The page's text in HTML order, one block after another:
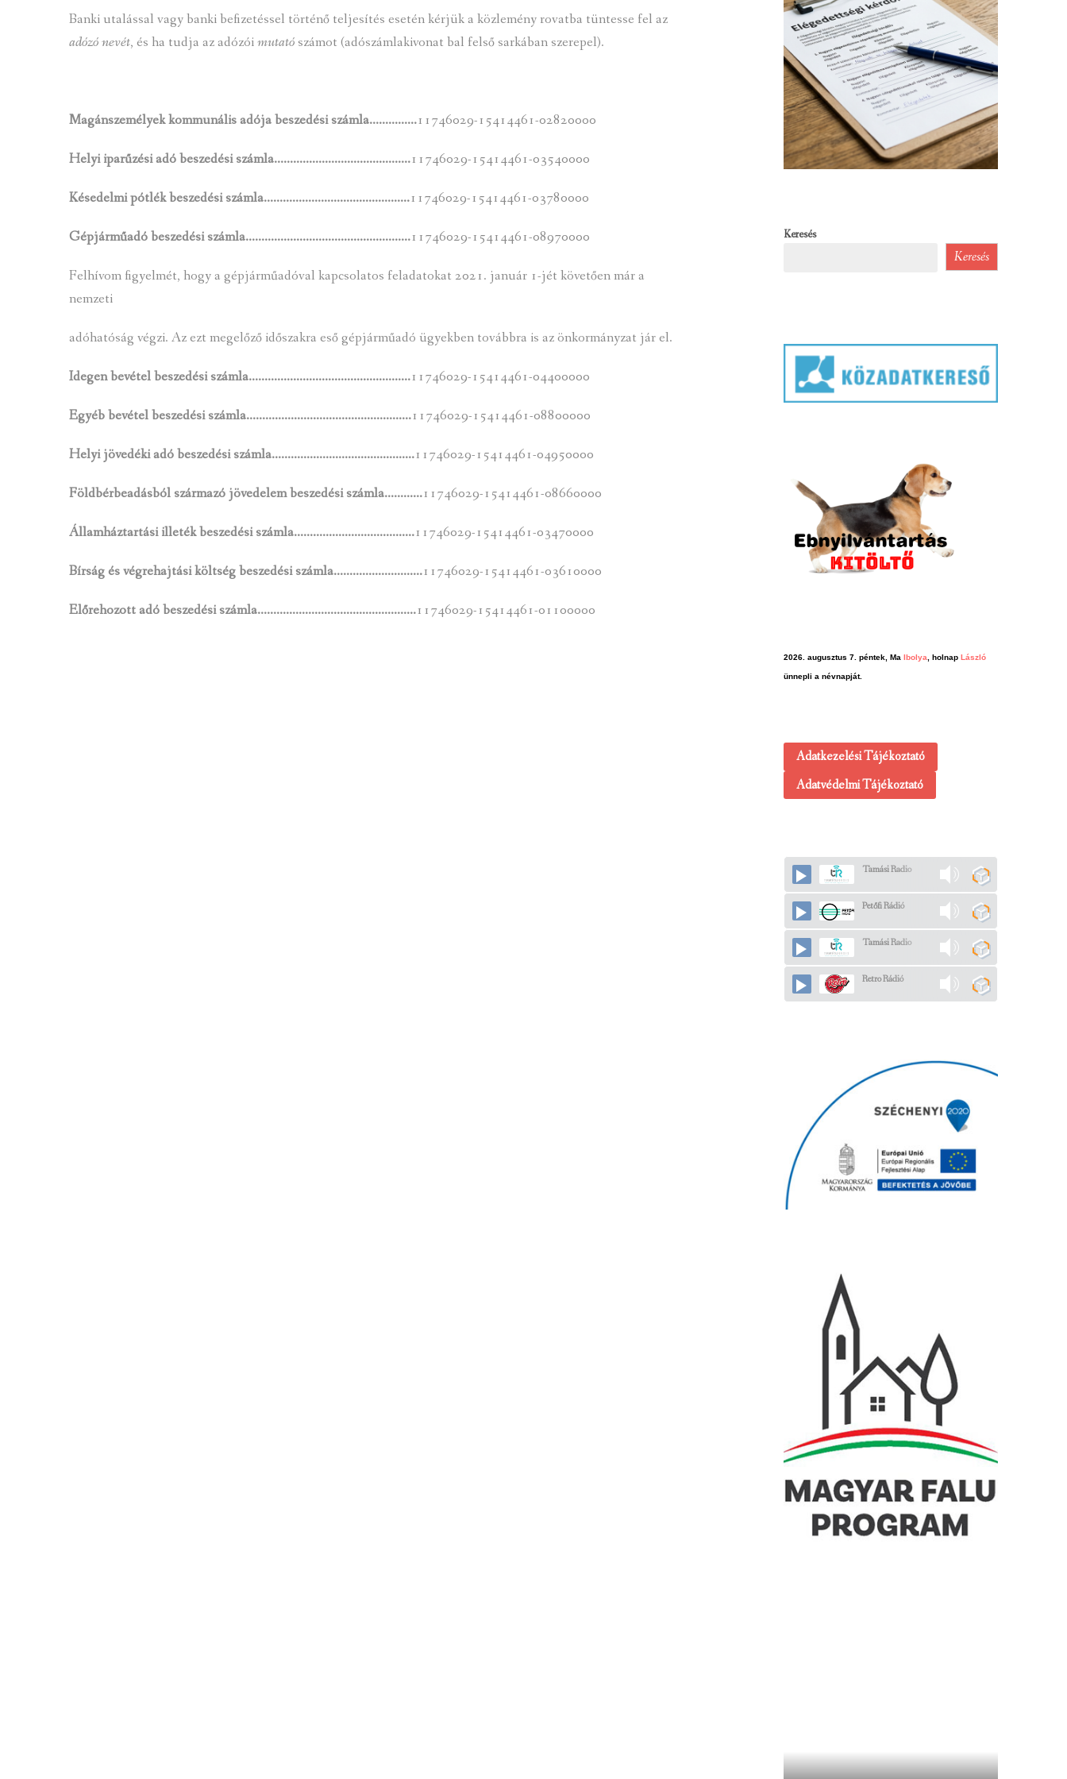
Banki utalással vagy banki befizetéssel történő teljesítés esetén kérjük a közlemény rovatba tüntesse fel az
adózó nevét, és ha tudja az adózóimutató számot (adószámlakivonat bal felső sarkában szerepel).
Magánszemélyek kommunális adója beszedési számla……………11746029-15414461-02820000
Helyi iparűzési adó beszedési számla…………………………………….11746029-15414461-03540000
Késedelmi pótlék beszedési számla……………………………………….11746029-15414461-03780000
Gépjárműadó beszedési számla…………………………………………….11746029-15414461-08970000
Felhívom figyelmét, hogy a gépjárműadóval kapcsolatos feladatokat 2021. január 1-jét követően már a
nemzeti
adóhatóság végzi. Az ezt megelőző időszakra eső gépjárműadó ügyekben továbbra is az önkormányzat jár el.
Idegen bevétel beszedési számla……………………………………………11746029-15414461-04400000
Egyéb bevétel beszedési számla…………………………………………….11746029-15414461-08800000
Helyi jövedéki adó beszedési számla………………………………………11746029-15414461-04950000
Földbérbeadásból származó jövedelem beszedési számla…………11746029-15414461-08660000
Államháztartási illeték beszedési számla………………………………..11746029-15414461-03470000
Bírság és végrehajtási költség beszedési számla……………………….11746029-15414461-03610000
Előrehozott adó beszedési számla…………………………………………..11746029-15414461-01100000
Keresés
Keresés
2026. augusztus 7. péntek, Ma Ibolya , holnapLászló
ünnepli a névnapját.
Adatkezelési Tájékoztató
Adatvédelmi Tájékoztató
Tamási Radio
Petőfi Rádió
Tamási Radio
Retro Rádió